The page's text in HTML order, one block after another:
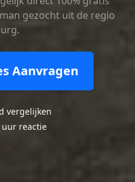
gezocht uit de regio
Aanvragen
vergelijken
uur reactie